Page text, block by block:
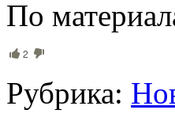
По
2
Рубрика: